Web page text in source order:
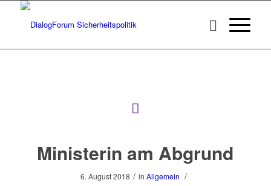
Ministerin am Abgrund
6. August 2018 / inAllgemein /